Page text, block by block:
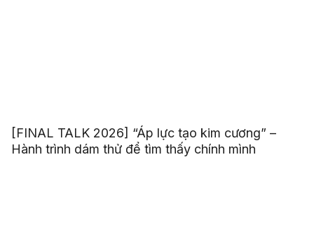
[FINAL TALK 2026] “Áp lực tạo kim cương” –
Hành trình dám thử để tìm thấy chính mình